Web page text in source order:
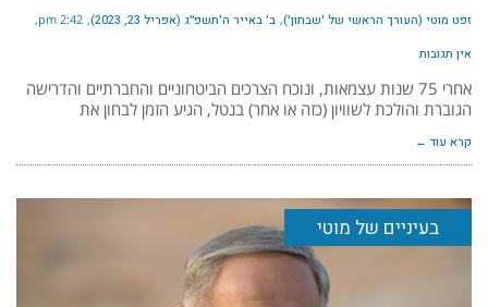
זפט מוטי (העורך הראשי של 'שבתון') ב׳ באייר ה׳תשפ״ג (אפריל 23, 2023) 2:42 pm
אין תגובות
אחרי 75 שנות עצמאות, ונוכח הצרכים הביטחוניים והחברתיים והדרישה
הגוברת והולכת לשוויון (כזה או אחר) בנטל, הגיע הזמן לבחון את
קרא עוד ←
בעיניים של מוטי